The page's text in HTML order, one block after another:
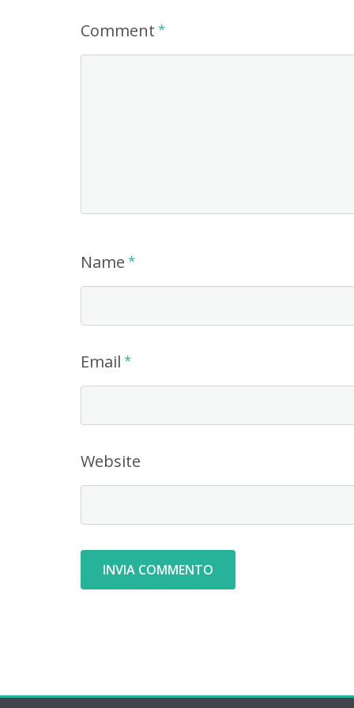
Comment *
Name *
Email *
Website